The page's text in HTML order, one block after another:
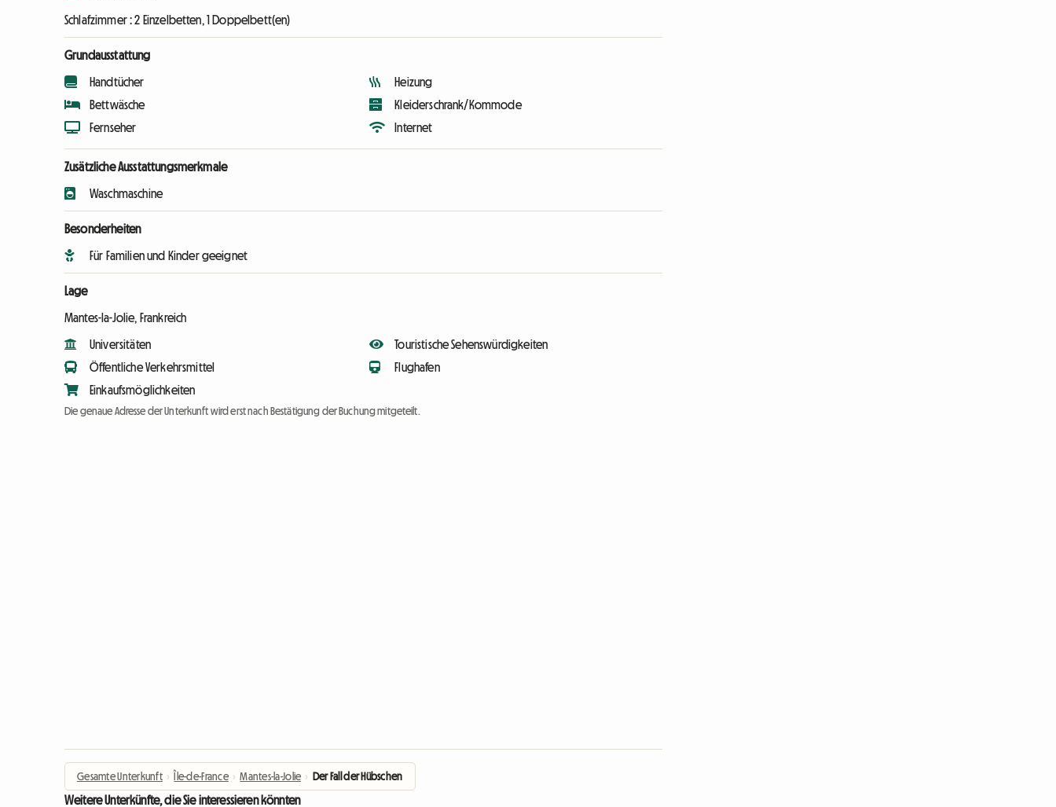
Schlafzimmer :2 Einzelbetten, 1 Doppelbett(en)
Grundausstattung
Handtücher
Bettwäsche
Fernseher
Heizung
Kleiderschrank/Kommode
Internet
Zusätzliche Ausstattungsmerkmale
Waschmaschine
Besonderheiten
Für Familien und Kinder geeignet
Lage
Mantes-la-Jolie, Frankreich
Universitäten
Öffentliche Verkehrsmittel
Einkaufsmöglichkeiten
Touristische Sehenswürdigkeiten
Flughafen
Die genaue Adresse der Unterkunft wird erst nach Bestätigung der Buchung mitgeteilt.
Gesamte Unterkunft › Île-de-France › Mantes-la-Jolie › Der Fall der Hübschen
Weitere Unterkünfte, die Sie interessieren könnten